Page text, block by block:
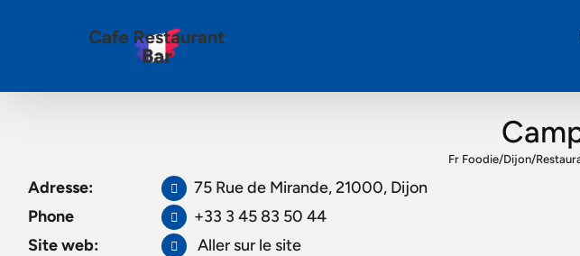
Fr Foodie/Dijon/
Adresse:
75 Rue de Mirande, 21000, Dijon
Phone
+33 3 45 83 50 44
Site web:
Aller sur le site